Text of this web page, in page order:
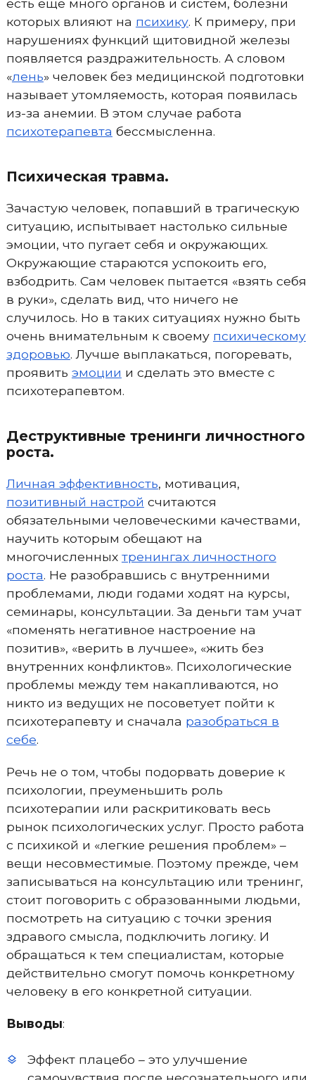
есть еще много органов и систем, болезни
которых влияют на психику. К примеру, при
нарушениях функций щитовидной железы
появляется раздражительность. А словом
«лень» человек без медицинской подготовки
называет утомляемость, которая появилась
из-за анемии. В этом случае работа
психотерапевта бессмысленна.
Психическая травма.
Зачастую человек, попавший в трагическую
ситуацию, испытывает настолько сильные
эмоции, что пугает себя и окружающих.
Окружающие стараются успокоить его,
взбодрить. Сам человек пытается «взять себя
в руки», сделать вид, что ничего не
случилось. Но в таких ситуациях нужно быть
очень внимательным к своему психическому
здоровью. Лучше выплакаться, погоревать,
проявить эмоции и сделать это вместе с
психотерапевтом.
Деструктивные тренинги личностного
роста.
Личная эффективность, мотивация,
позитивный настрой считаются
обязательными человеческими качествами,
научить которым обещают на
многочисленных тренингах личностного
роста. Не разобравшись с внутренними
проблемами, люди годами ходят на курсы,
семинары, консультации. За деньги там учат
«поменять негативное настроение на
позитив», «верить в лучшее», «жить без
внутренних конфликтов». Психологические
проблемы между тем накапливаются, но
никто из ведущих не посоветует пойти к
психотерапевту и сначала разобраться в
себе.
Речь не о том, чтобы подорвать доверие к
психологии, преуменьшить роль
психотерапии или раскритиковать весь
рынок психологических услуг. Просто работа
с психикой и «легкие решения проблем» –
вещи несовместимые. Поэтому прежде, чем
записываться на консультацию или тренинг,
стоит поговорить с образованными людьми,
посмотреть на ситуацию с точки зрения
здравого смысла, подключить логику. И
обращаться к тем специалистам, которые
действительно смогут помочь конкретному
человеку в его конкретной ситуации.
Выводы:
Эффект плацебо – это улучшение